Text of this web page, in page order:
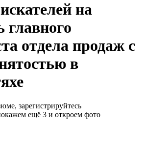
на
главного
отдела продаж с
в
зарегистрируйтесь
ещё 3 и откроем фото